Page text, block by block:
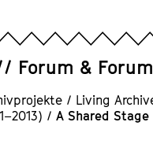
Forum &
/ Living
/ A Shared